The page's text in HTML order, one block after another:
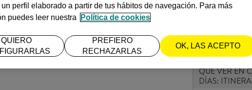
QUÉ VER EN
DÍAS:
perfil elaborado a partir de tus hábitos de navegación. Para más
puedes leer nuestra
Política de cookies
PREFIERO
RECHAZARLAS
OK, LAS ACEPTO
QUIERO